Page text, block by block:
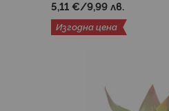
5,11 €/9,99 лв.
Изгодна цена